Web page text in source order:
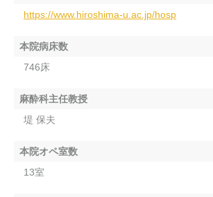
https://www.hiroshima-u.ac.jp/hosp
本院病床数
746床
麻酔科主任教授
堤 保夫
本院オペ室数
13室